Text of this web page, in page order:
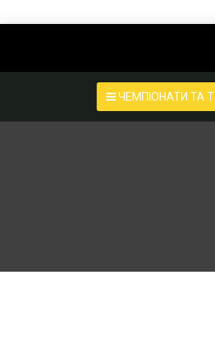
ЧЕМПІОНАТИ ТА